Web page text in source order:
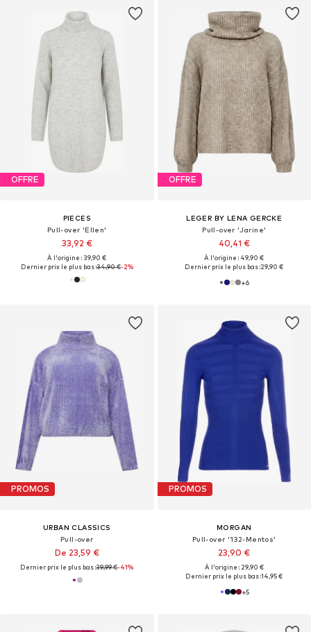
OFFRE
PIECES
Pull-over 'Ellen'
33,92 €
À l'origine : 39,90 €
Dernier prix le plus bas :34,90 €-2%
OFFRE
LEGER BY LENA GERCKE
Pull-over 'Jarine'
40,41 €
À l'origine : 49,90 €
Dernier prix le plus bas :29,90 €
+6
PROMOS
URBAN CLASSICS
Pull-over
De 23,59 €
Dernier prix le plus bas :39,99 €-41%
PROMOS
MORGAN
Pull-over '132-Mentos'
23,90 €
À l'origine : 29,90 €
Dernier prix le plus bas :14,95 €
+5